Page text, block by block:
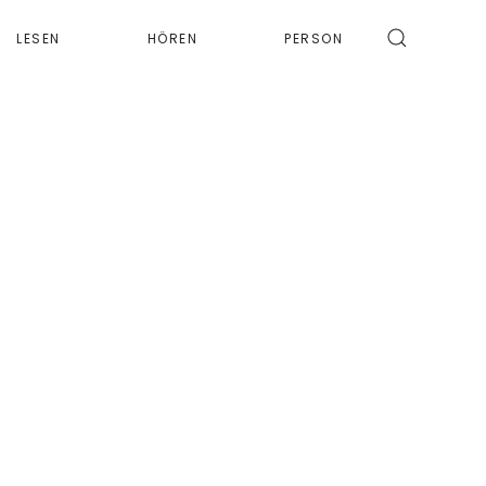
LESEN HÖREN PERSON